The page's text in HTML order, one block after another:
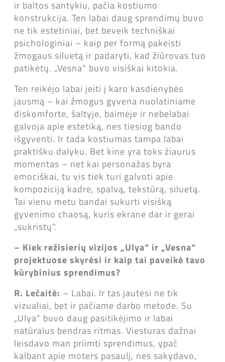
ir baltos santykiu, pačia kostiumo
konstrukcija. Ten labai daug sprendimų buvo
ne tik estetiniai, bet beveik techniškai
psichologiniai – kaip per formą pakeisti
žmogaus siluetą ir padaryti, kad žiūrovas tuo
patikėtų. „Vesna“ buvo visiškai kitokia.
Ten reikėjo labai įeiti į karo kasdienybės
jausmą – kai žmogus gyvena nuolatiniame
diskomforte, šaltyje, baimėje ir nebelabai
galvoja apie estetiką, nes tiesiog bando
išgyventi. Ir tada kostiumas tampa labai
praktišku dalyku. Bet kine yra toks žiaurus
momentas – net kai personažas byra
emociškai, tu vis tiek turi galvoti apie
kompoziciją kadre, spalvą, tekstūrą, siluetą.
Tai vienu metu bandai sukurti visišką
gyvenimo chaosą, kuris ekrane dar ir gerai
„sukristų“.
– Kiek režisierių vizijos „Ulya“ ir „Vesna“
projektuose skyrėsi ir kaip tai paveikė tavo
kūrybinius sprendimus?
R. Lečaitė: – Labai. Ir tas jautėsi ne tik
vizualiai, bet ir pačiame darbo metode. Su
„Ulya“ buvo daug pasitikėjimo ir labai
natūralus bendras ritmas. Viesturas dažnai
leisdavo man priimti sprendimus, ypač
kalbant apie moters pasaulį, nes sakydavo,